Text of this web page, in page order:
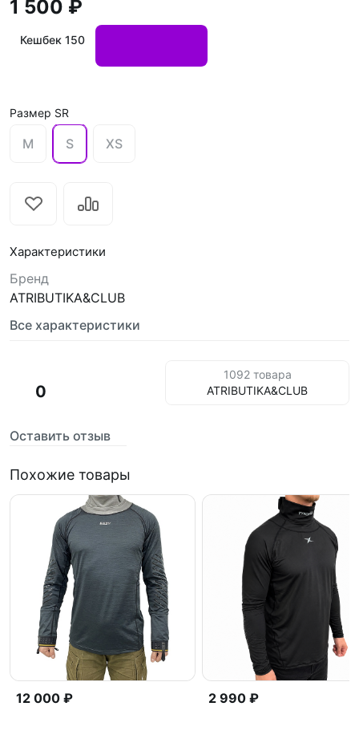
1 500 ₽
Кешбек 150
Размер SR
M S XS
Характеристики
Бренд
ATRIBUTIKA&CLUB
Все характеристики
0
Оставить отзыв
1092 товара
ATRIBUTIKA&CLUB
Похожие товары
12 000 ₽ 2 990 ₽